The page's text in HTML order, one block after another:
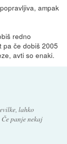
ampak
redno
pa če dobiš 2005
avti so enaki.
lahko
panje nekaj